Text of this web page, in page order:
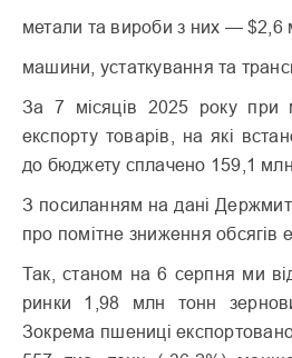
метали та вироби з них — $2,6
машини, устаткування та
За 7 місяців 2025 року при
експорту товарів, на які
до бюджету сплачено 159,1 млн
З посиланням на дані
про помітне зниження обсягів
Так, станом на 6 серпня ми
ринки 1,98 млн тонн
Зокрема пшениці